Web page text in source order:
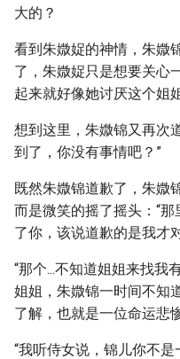
大的？
看到朱媺娖的神情，朱媺
了，朱媺娖只是想要关心
起来就好像她讨厌这个姐
想到这里，朱媺锦又再次
到了，你没有事情吧？”
既然朱媺锦道歉了，朱媺
而是微笑的摇了摇头：“
了你，该说道歉的是我才
“那个...不知道姐姐来找我
姐姐，朱媺锦一时间不知
了解，也就是一位命运悲
“我听侍女说，锦儿你不